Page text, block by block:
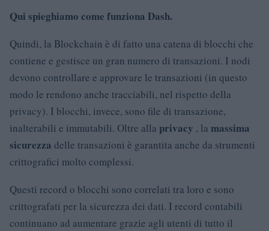
Qui spieghiamo come funziona Dash.
Quindi, la Blockchain è di fatto una catena di blocchi che
contiene e gestisce un gran numero di transazioni. I nodi
devono controllare e approvare le transazioni (in questo
modo le rendono anche tracciabili, nel rispetto della
privacy). I blocchi, invece, sono file di transazione,
inalterabili e immutabili. Oltre alla privacy , la massima
sicurezza delle transazioni è garantita anche da strumenti
crittografici molto complessi.
Questi record o blocchi sono correlati tra loro e sono
crittografati per la sicurezza dei dati. I record contabili
continuano ad aumentare grazie agli utenti di tutto il